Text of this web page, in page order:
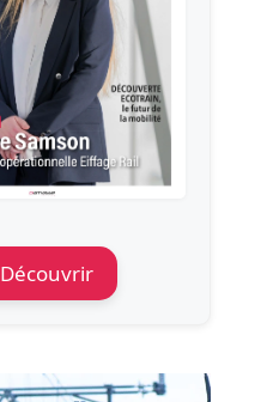
Découvrir